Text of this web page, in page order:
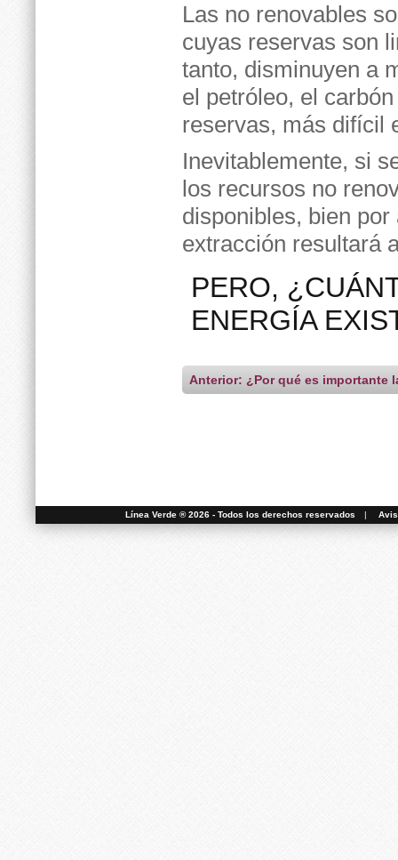
Las no renovables
cuyas reservas son
tanto, disminuyen a
el petróleo, el
reservas, más difícil
Inevitablemente, si
los recursos no
disponibles, bien
extracción resultará
PERO,
ENERGÍA
Anterior: ¿Por qué es importante
Línea Verde ® 2026 - Todos los derechos reservados |